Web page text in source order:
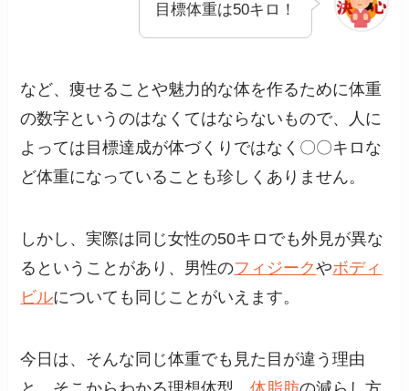
目標体重は50キロ！
など、痩せることや魅力的な体を作るために体重
の数字というのはなくてはならないもので、人に
よっては目標達成が体づくりではなく〇〇キロな
ど体重になっていることも珍しくありません。
しかし、実際は同じ女性の50キロでも外見が異な
るということがあり、男性のフィジークやボディ
ビルについても同じことがいえます。
今日は、そんな同じ体重でも見た目が違う理由